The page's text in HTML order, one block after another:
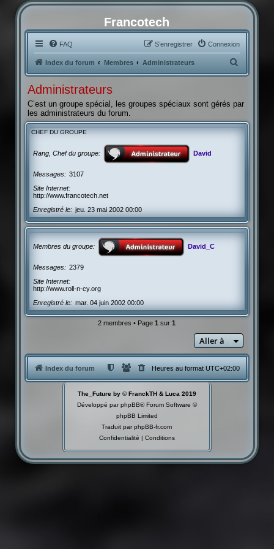
Francotech
FAQ Connexion
S’enregistrer
Index du forum Membres Administrateurs
e
h
e
Administrateurs
C’est un groupe spécial, les groupes spéciaux sont gérés par
les administrateurs du forum.
CHEF DU GROUPE
Rang, Chef du groupe David
Messages
3107
Site Internet
http://www.francotech.net
Enregistré le
jeu. 23 mai 2002 00:00
Membres du groupe David_C
Messages
2379
Site Internet
http://www.roll-n-cy.org
Enregistré le
mar. 04 juin 2002 00:00
2 membres • Page1 sur1
Aller à
Index du forum Heures au formatUTC+02:00
The_Future by © FranckTH & Luca 2019
Développé parphpBB® Forum Software ©
phpBB Limited
Traduit parphpBB-fr.com
Confidentialité | Conditions